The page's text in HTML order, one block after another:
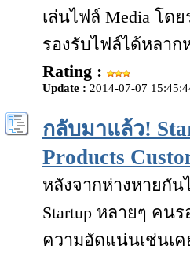
เล่นไฟล์ Media โด
รองรับไฟล์ได้หลาก
Rating :
Update : 2014-07-07
กลับมาแล้ว!
Products
หลังจากห่างหายกัน
Startup หลายๆ คน
ความอัดแน่นเช่นเค